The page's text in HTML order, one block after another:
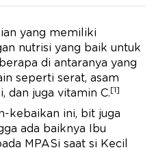
yang memiliki
nutrisi yang baik untuk
di antaranya yang
seperti serat, asam
dan juga vitamin C. [1]
kebaikan ini, bit juga
ada baiknya Ibu
MPASi saat si Kecil